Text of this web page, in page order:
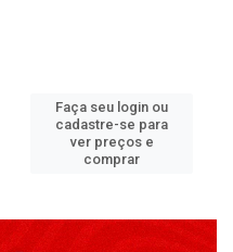
Faça seu login ou
cadastre-se para
ver preços e
comprar